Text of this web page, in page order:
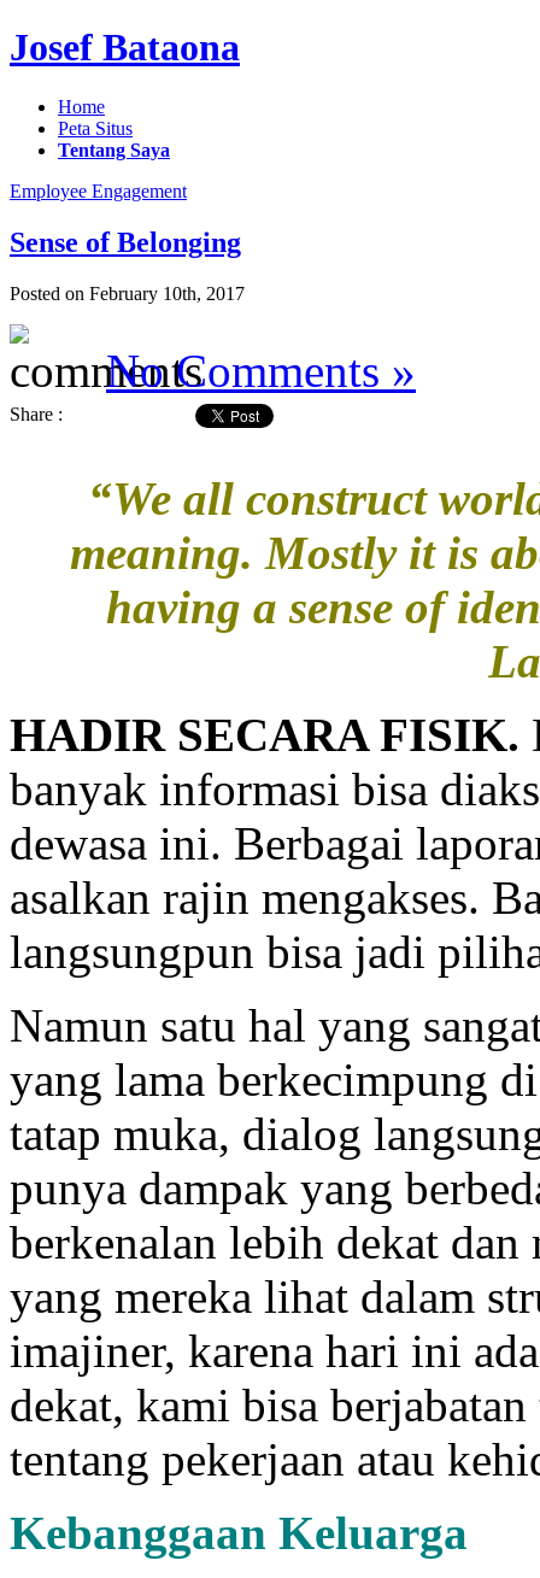
Josef Bataona
Home
Peta Situs
Tentang Saya
Employee Engagement
Sense of Belonging
Posted on February 10th, 2017
No Comments »
Share :
“We all construct
meaning. Mostly it is
having a sense of
HADIR SECARA FISIK.
banyak informasi bisa
dewasa ini. Berbagai
asalkan rajin mengakses.
langsungpun bisa jadi
Namun satu hal yang
yang lama berkecimpung
tatap muka, dialog
punya dampak yang
berkenalan lebih dekat dan
yang mereka lihat dalam
imajiner, karena hari ini
dekat, kami bisa
tentang pekerjaan atau
Kebanggaan Keluarga